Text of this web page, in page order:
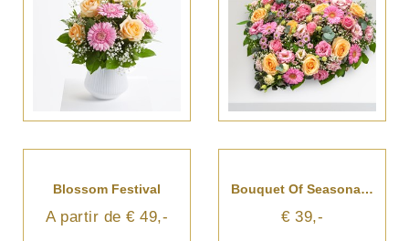
Blossom Festival
A partir de € 49,-
Bouquet Of Seasonal Cut Flowers
€ 39,-